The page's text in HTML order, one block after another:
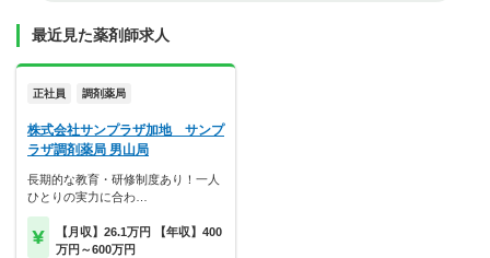
最近見た薬剤師求人
正社員 調剤薬局
株式会社サンプラザ加地 サンプ
ラザ調剤薬局 男山局
長期的な教育・研修制度あり！一人
ひとりの実力に合わ…
【月収】26.1万円 【年収】400
万円～600万円